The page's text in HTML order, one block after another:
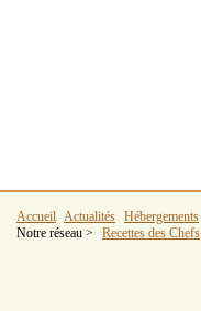
Accueil Actualités Hébergements
Notre réseau >
Recettes des Chefs